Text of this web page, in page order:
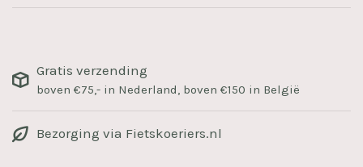
Gratis verzending
boven €75,- in Nederland, boven €150 in België
Bezorging via Fietskoeriers.nl